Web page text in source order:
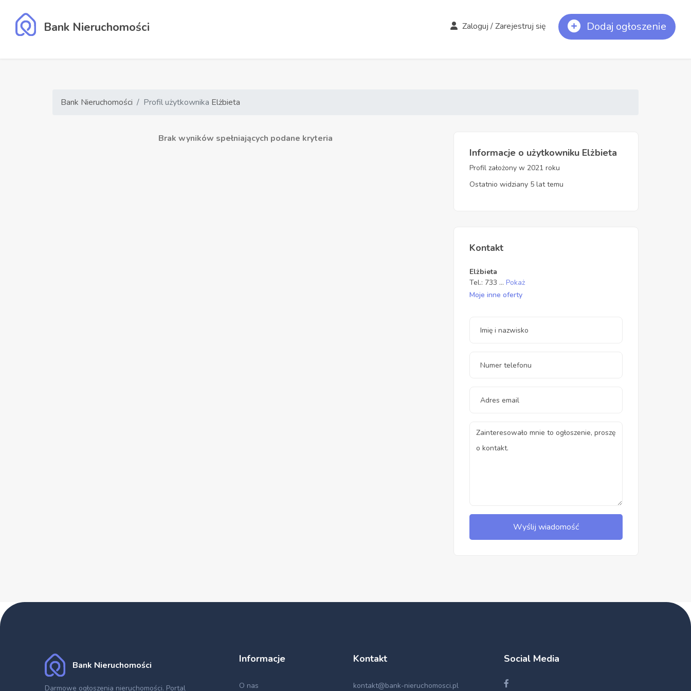
Bank Nieruchomości Zaloguj / Zarejestruj się Dodaj ogłoszenie
Bank Nieruchomości Profil użytkownika Elżbieta
Brak wyników spełniających podane kryteria
Informacje o użytkowniku Elżbieta
Profil założony w 2021 roku
Ostatnio widziany 5 lat temu
Kontakt
Elżbieta
Tel.: 733 ... Pokaż
Moje inne oferty
Wyślij wiadomość
Bank Nieruchomości
Darmowe ogłoszenia nieruchomości. Portal
Informacje
O nas
Kontakt
kontakt@bank-nieruchomosci.pl
Social Media